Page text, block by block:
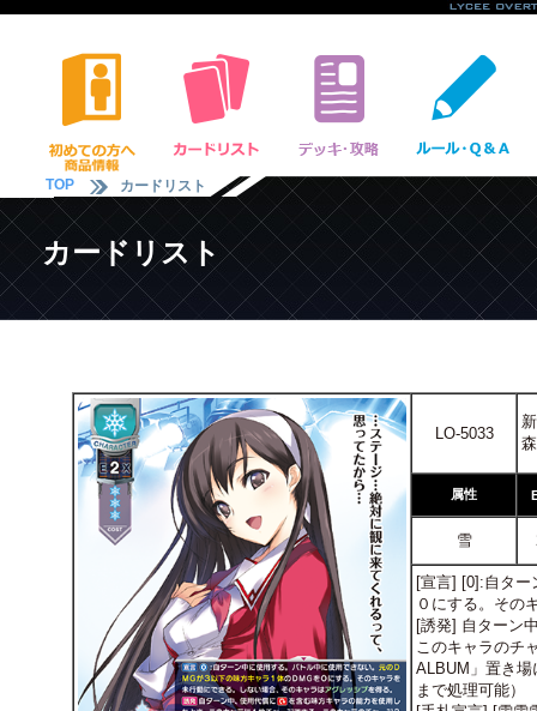
TOP カードリスト
カードリスト
LO-5033
属性
雪
[宣言] [0]:自ター
０にする。その
[誘発] 自ターン
このキャラのチ
ALBUM」置き
まで処理可能）